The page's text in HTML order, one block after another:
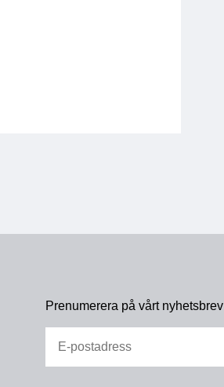
Prenumerera på vårt nyhetsbrev